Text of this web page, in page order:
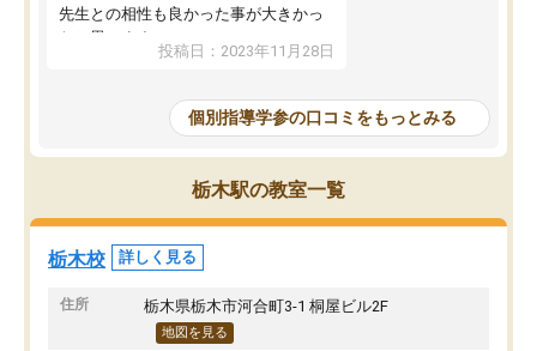
先生との相性も良かった事が大きかっ
たと思います。
投稿日：2023年11月28日
個別指導学参の口コミをもっとみる
栃木駅の教室一覧
栃木校 詳しく見る
住所 栃木県栃木市河合町3-1 桐屋ビル2F
地図を見る